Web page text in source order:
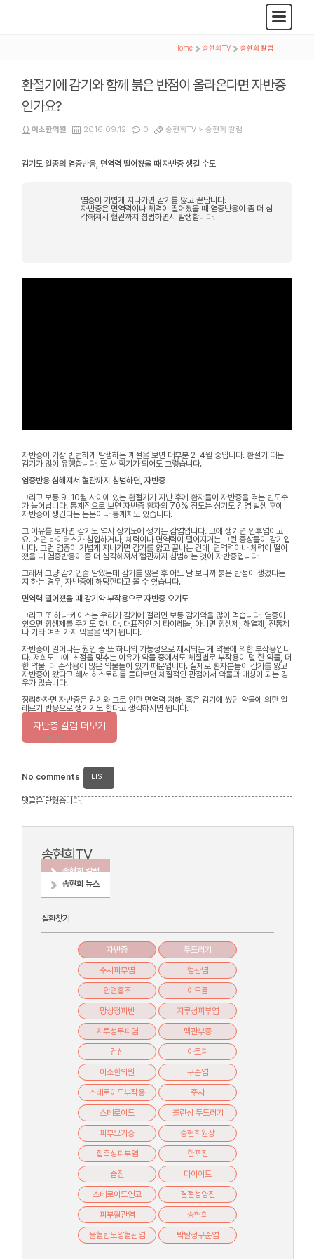
Home > 송현희TV > 송현희 칼럼
환절기에 감기와 함께 붉은 반점이 올라온다면 자반증
인가요?
이소한의원 2016.09.12 0 송현희TV >송현희 칼럼
감기도 일종의 염증반응, 면역력 떨어졌을 때 자반증 생길 수도
염증이 가볍게 지나가면 감기를 앓고 끝납니다.
자반증은 면역력이나 체력이 떨어졌을 때 염증반응이 좀 더 심
각해져서 혈관까지 침범하면서 발생합니다.
자반증이 가장 빈번하게 발생하는 계절을 보면 대부분 2-4월 중입니다. 환절기 때는
감기가 많이 유행합니다. 또 새 학기가 되어도 그렇습니다.
염증반응 심해져서 혈관까지 침범하면, 자반증
그리고 보통 9-10월 사이에 있는 환절기가 지난 후에 환자들이 자반증을 겪는 빈도수
가 늘어납니다. 통계적으로 보면 자반증 환자의 70% 정도는 상기도 감염 발생 후에
자반증이 생긴다는 논문이나 통계치도 있습니다.
그 이유를 보자면 감기도 역시 상기도에 생기는 감염입니다. 코에 생기면 인후염이고
요. 어떤 바이러스가 침입하거나, 체력이나 면역력이 떨어지거는 그런 증상들이 감기입
니다. 그런 염증이 가볍게 지나가면 감기를 앓고 끝나는 건데, 면역력이나 체력이 떨어
졌을 때 염증반응이 좀 더 심각해져서 혈관까지 침범하는 것이 자반증입니다.
그래서 그냥 감기인줄 알았는데 감기를 앓은 후 어느 날 보니까 붉은 반점이 생겼다든
지 하는 경우, 자반증에 해당한다고 볼 수 있습니다.
면역력 떨어졌을 때 감기약 부작용으로 자반증 오기도
그리고 또 하나 케이스는 우리가 감기에 걸리면 보통 감기약을 많이 먹습니다. 염증이
있으면 항생제를 주기도 합니다. 대표적인 게 타이레놀, 아니면 항생제, 해열제, 진통제
나 기타 여러 가지 약물을 먹게 됩니다.
자반증이 일어나는 원인 중 또 하나의 가능성으로 제시되는 게 약물에 의한 부작용입니
다. 저희도 그에 초점을 맞추는 이유가 약물 중에서도 체질별로 부작용이 덜 한 약물, 더
한 약물, 더 순작용이 많은 약물들이 있기 때문입니다. 실제로 환자분들이 감기를 앓고
자반증이 왔다고 해서 히스토리를 듣다보면 체질적인 관점에서 약물과 매칭이 되는 경
우가 많습니다.
정리하자면 자반증은 감기와 그로 인한 면역력 저하, 혹은 감기에 썼던 약물에 의한 알
레르기 반응으로 생기기도 한다고 생각하시면 됩니다.
자반증 칼럼 더보기
자반증
No comments LIST
댓글은 닫혔습니다.
송현희TV
송현희 칼럼
송현희 뉴스
질환찾기
자반증 두드러기
주사피부염 혈관염
안면홍조 여드름
망상청피반 지루성피부염
지루성두피염 맥관부종
건선 아토피
이소한의원 구순염
스테로이드부작용 주사
스테로이드 콜린성 두드러기
피부묘기증 송현희원장
접촉성피부염 한포진
습진 다이어트
스테로이드연고 결절성양진
피부혈관염 송현희
울혈반모양혈관염 박탈성구순염